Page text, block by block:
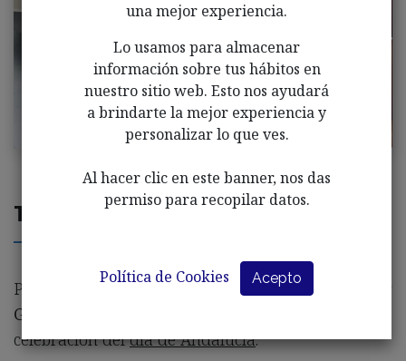
Taller de cocina en Afale
Programamos un taller de cocina para elaborar
GAZPACHO ANDALUZ
celebración deldía de Andalucía.
una mejor experiencia.
Lo usamos para almacenar
información sobre tus hábitos en
nuestro sitio web. Esto nos ayudará
a brindarte la mejor experiencia y
personalizar lo que ves.
Al hacer clic en este banner, nos das
permiso para recopilar datos.
Política de Cookies Acepto